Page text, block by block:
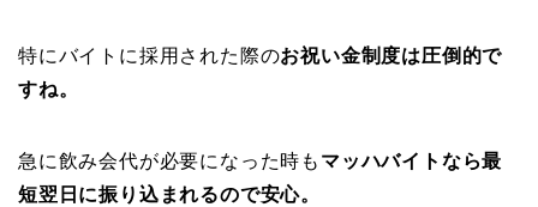
特にバイトに採用された際のお祝い金制度は圧倒的で
すね。
急に飲み会代が必要になった時も マッハバイトなら最
短翌日に振り込まれるので安心。